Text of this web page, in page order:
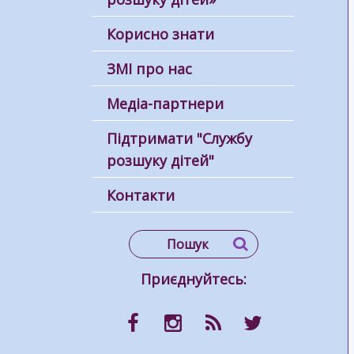
Корисно знати
ЗМІ про нас
Медіа-партнери
Підтримати "Службу
розшуку дітей"
Контакти
Приєднуйтесь: